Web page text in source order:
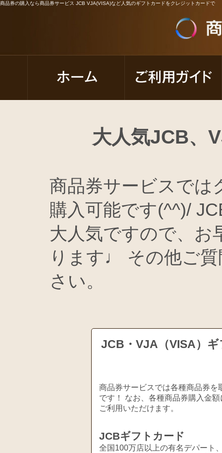
商品券の購入なら商品券サービス JCB VJA(VISA)など人気のギフトカードをクレジットカードで
大人気JCB、
商品券サービスでは
購入可能です(^^)/
大人気ですので、お
ります♩ その他ご
さい。
JCB・VJA（VISA）
商品券サービスでは各種商品券
です！ なお、各種商品券購入金
ご利用いただけます。
JCBギフトカード
全国100万店以上の有名デパート